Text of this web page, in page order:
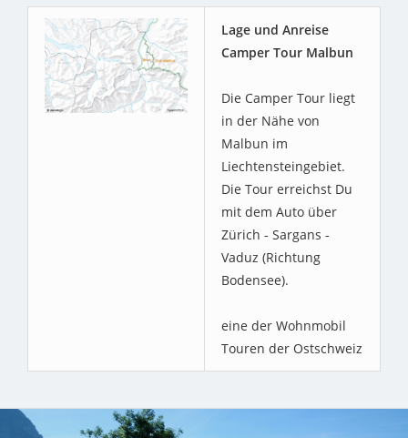
Lage und Anreise
Camper Tour Malbun
Die Camper Tour liegt
in der Nähe von
Malbun im
Liechtensteingebiet.
Die Tour erreichst Du
mit dem Auto über
Zürich - Sargans -
Vaduz (Richtung
Bodensee).
eine der Wohnmobil
Touren der Ostschweiz